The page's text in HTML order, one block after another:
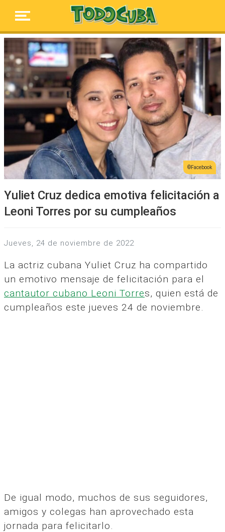
Facebook
Yuliet Cruz dedica emotiva felicitación a
Leoni Torres por su cumpleaños
jueves, 24 de noviembre de 2022
La actriz cubana Yuliet Cruz ha compartido
un emotivo mensaje de felicitación para el
cantautor cubano Leoni Torres, quien está de
cumpleaños este jueves 24 de noviembre.
De igual modo, muchos de sus seguidores,
amigos y colegas han aprovechado esta
jornada para felicitarlo.